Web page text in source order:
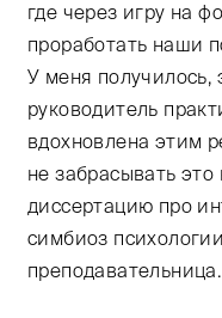
где через игру на
проработать наши
У меня получилось,
руководитель
вдохновлена этим
не забрасывать
диссертацию про
симбиоз
преподавательница.